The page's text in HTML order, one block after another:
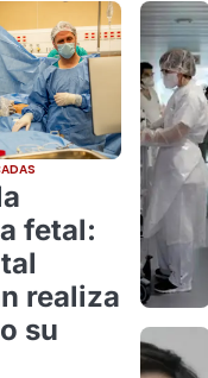
fetal:
realiza
su